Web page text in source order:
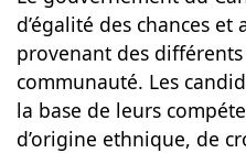
d’égalité des chances
provenant des
communauté. Les
la base de leurs
d’origine ethnique, de